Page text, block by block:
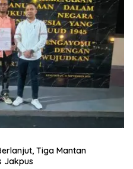
Tiga Mantan
Jakpus